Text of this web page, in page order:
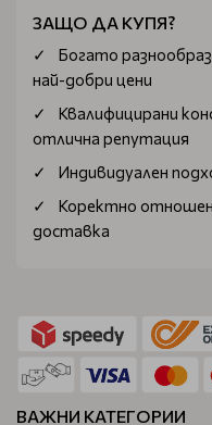
ЗАЩО ДА КУПЯ?
Богатo
най-добри цени
Квалифицирани
отлична репутация
Индивидуален
Коректно
доставка
ВАЖНИ КАТЕГОРИИ